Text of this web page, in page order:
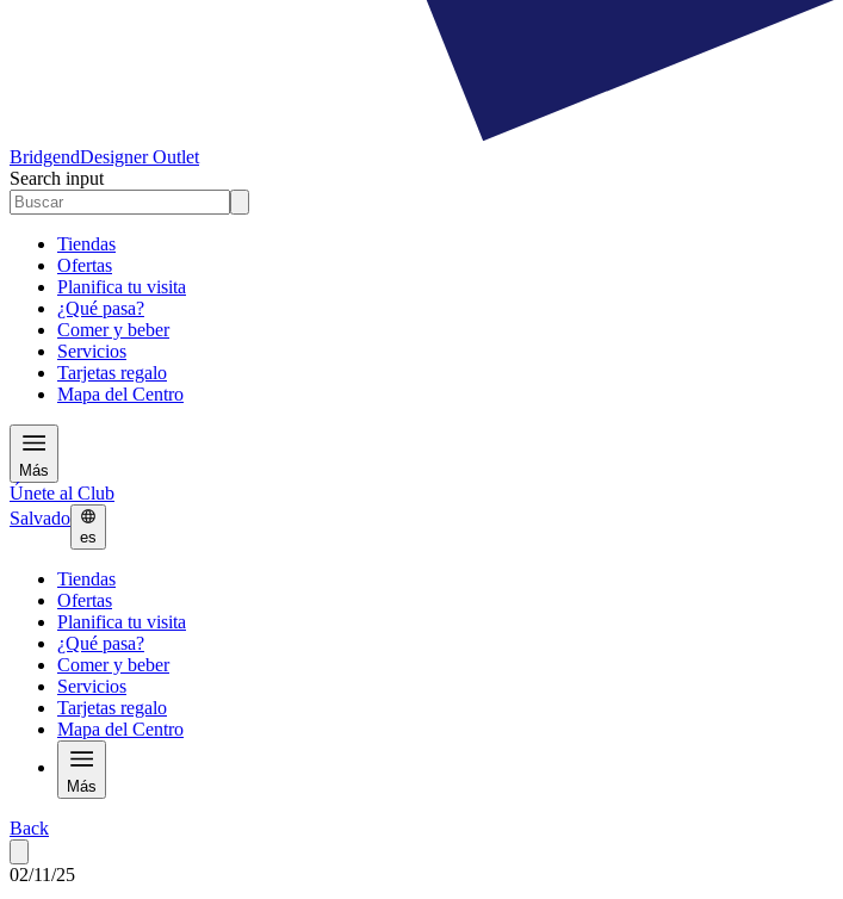
BridgendDesigner Outlet
Search input
Tiendas
Ofertas
Planifica tu visita
¿Qué pasa?
Comer y beber
Servicios
Tarjetas regalo
Mapa del Centro
Más
Únete al Club
Salvado
es
Tiendas
Ofertas
Planifica tu visita
¿Qué pasa?
Comer y beber
Servicios
Tarjetas regalo
Mapa del Centro
Más
Back
02/11/25